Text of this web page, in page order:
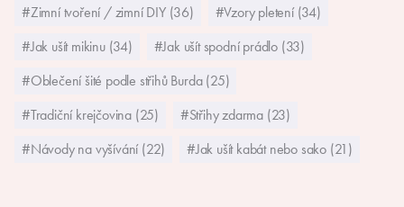
#Zimní tvoření / zimní DIY (36)
#Vzory pletení (34)
#Jak ušít mikinu (34)
#Jak ušít spodní prádlo (33)
#Oblečení šité podle střihů Burda (25)
#Tradiční krejčovina (25)
#Střihy zdarma (23)
#Návody na vyšívání (22)
#Jak ušít kabát nebo sako (21)